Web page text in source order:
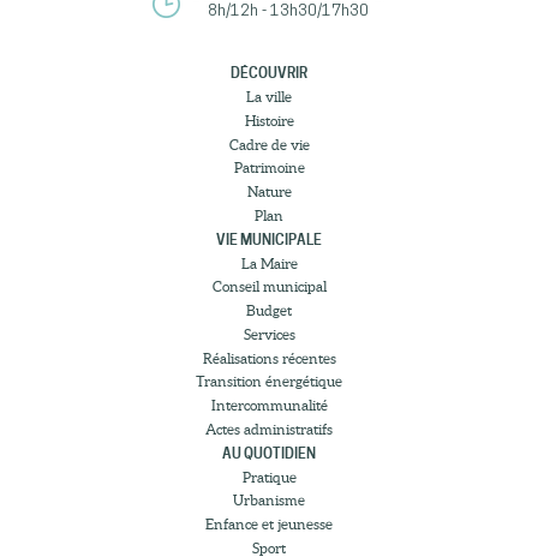
8h/12h - 13h30/17h30
DÉCOUVRIR
La ville
Histoire
Cadre de vie
Patrimoine
Nature
Plan
VIE MUNICIPALE
La Maire
Conseil municipal
Budget
Services
Réalisations récentes
Transition énergétique
Intercommunalité
Actes administratifs
AU QUOTIDIEN
Pratique
Urbanisme
Enfance et jeunesse
Sport